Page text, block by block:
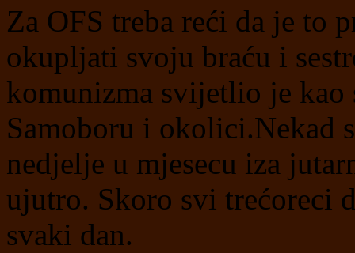
Za OFS treba reći da je to
okupljati svoju braću i
komunizma svijetlio je
Samoboru i okolici.Nekad
nedjelje u mjesecu iza
ujutro. Skoro svi trećoreci
svaki dan.